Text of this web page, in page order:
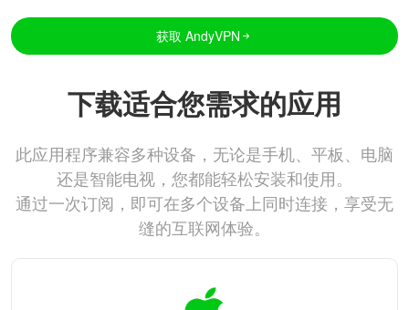
获取 AndyVPN
下载适合您需求的应用
此应用程序兼容多种设备，无论是手机、平板、电脑
还是智能电视，您都能轻松安装和使用。
通过一次订阅，即可在多个设备上同时连接，享受无
缝的互联网体验。